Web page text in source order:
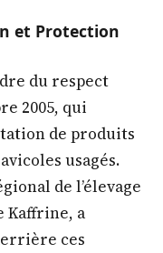
et Protection
du respect
2005, qui
de produits
usagés.
de l’élevage
Kaffrine, a
ces